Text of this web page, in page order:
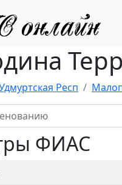
Респ
ФИАС